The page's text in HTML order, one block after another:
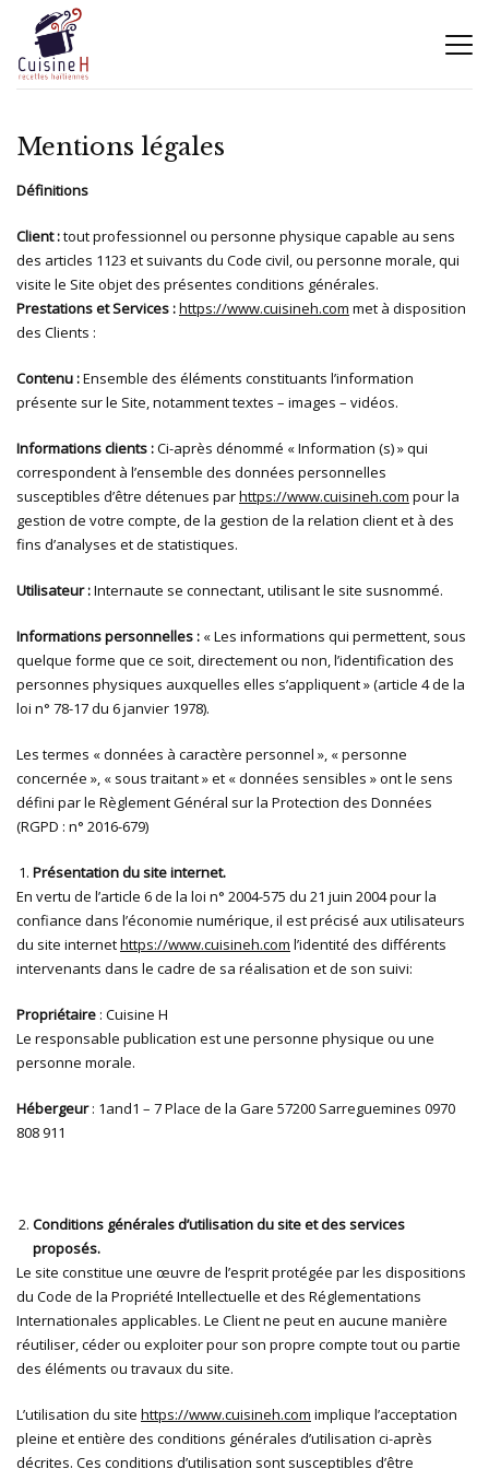
Mentions légales
Définitions
Client :tout professionnel ou personne physique capable au sens
des articles 1123 et suivants du Code civil, ou personne morale, qui
visite le Site objet des présentes conditions générales.
Prestations et Services :https://www.cuisineh.com met à disposition
des Clients :
Contenu :Ensemble des éléments constituants l’information
présente sur le Site, notamment textes – images – vidéos.
Informations clients :Ci-après dénommé « Information (s) » qui
correspondent à l’ensemble des données personnelles
susceptibles d’être détenues parhttps://www.cuisineh.com pour la
gestion de votre compte, de la gestion de la relation client et à des
fins d’analyses et de statistiques.
Utilisateur :Internaute se connectant, utilisant le site susnommé.
Informations personnelles : « Les informations qui permettent, sous
quelque forme que ce soit, directement ou non, l’identification des
personnes physiques auxquelles elles s’appliquent » (article 4 de la
loi n° 78-17 du 6 janvier 1978).
Les termes « données à caractère personnel », « personne
concernée », « sous traitant » et « données sensibles » ont le sens
défini par le Règlement Général sur la Protection des Données
(RGPD : n° 2016-679)
Présentation du site internet.
En vertu de l’article 6 de la loi n° 2004-575 du 21 juin 2004 pour la
confiance dans l’économie numérique, il est précisé aux utilisateurs
du site internethttps://www.cuisineh.com l’identité des différents
intervenants dans le cadre de sa réalisation et de son suivi:
Propriétaire : Cuisine H
Le responsable publication est une personne physique ou une
personne morale.
Hébergeur: 1and1 – 7 Place de la Gare 57200 Sarreguemines 0970
808 911
Conditions générales d’utilisation du site et des services
proposés.
Le site constitue une œuvre de l’esprit protégée par les dispositions
du Code de la Propriété Intellectuelle et des Réglementations
Internationales applicables. Le Client ne peut en aucune manière
réutiliser, céder ou exploiter pour son propre compte tout ou partie
des éléments ou travaux du site.
L’utilisation du site https://www.cuisineh.com implique l’acceptation
pleine et entière des conditions générales d’utilisation ci-après
décrites. Ces conditions d’utilisation sont susceptibles d’être